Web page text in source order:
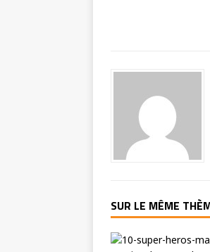
SUR LE MÊME